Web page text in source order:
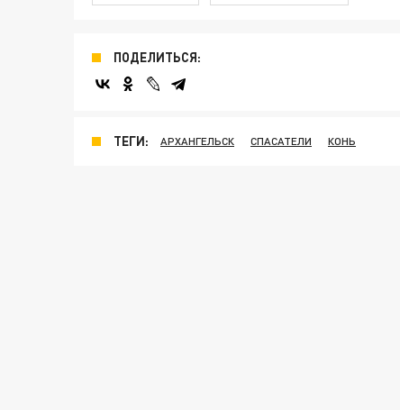
ПОДЕЛИТЬСЯ:
ТЕГИ: АРХАНГЕЛЬСК СПАСАТЕЛИ КОНЬ